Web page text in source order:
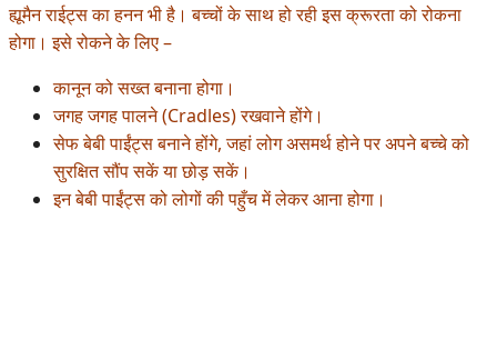
ह्यूमैन राईट्स का हनन भी है। बच्चों के साथ हो रही इस क्रूरता को रोकना
होगा। इसे रोकने के लिए –
कानून को सख्त बनाना होगा।
जगह जगह पालने (Cradles) रखवाने होंगे।
सेफ बेबी पाईंट्स बनाने होंगे, जहां लोग असमर्थ होने पर अपने बच्चे को
सुरक्षित सौंप सकें या छोड़ सकें।
इन बेबी पाईंट्स को लोगों की पहुँच में लेकर आना होगा।